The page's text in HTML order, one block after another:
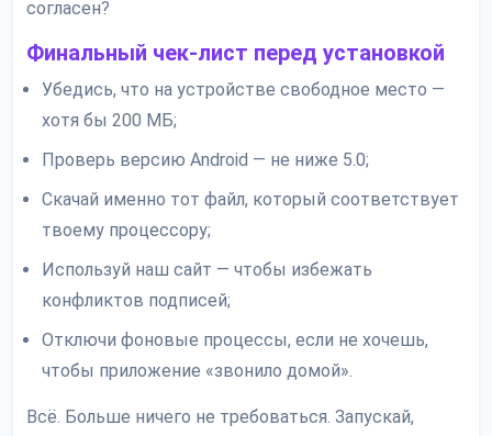
согласен?
Финальный чек-лист перед установкой
Убедись, что на устройстве свободное место —
хотя бы 200 МБ;
Проверь версию Android — не ниже 5.0;
Скачай именно тот файл, который соответствует
твоему процессору;
Используй наш сайт — чтобы избежать
конфликтов подписей;
Отключи фоновые процессы, если не хочешь,
чтобы приложение «звонило домой».
Всё. Больше ничего не требоваться. Запускай,